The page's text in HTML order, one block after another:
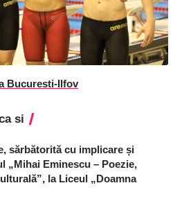
Bucuresti-Ilfov
si
sărbătorită cu implicare și
„Mihai Eminescu – Poezie,
la Liceul „Doamna